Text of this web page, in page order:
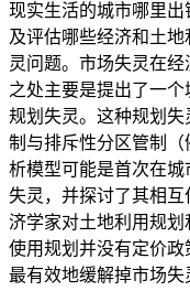
现实生活的城市哪里
及评估哪些经济和土
灵问题。市场失灵在
之处主要是提出了一
规划失灵。这种规划
制与排斥性分区管制
析模型可能是首次在城
失灵，并探讨了其相
济学家对土地利用规
使用规划并没有定价
最有效地缓解掉市场